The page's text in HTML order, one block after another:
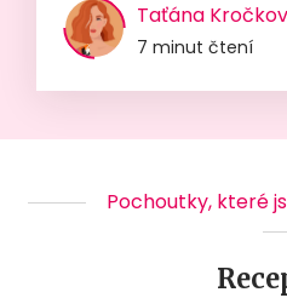
Taťána
7 minut čtení
Pochoutky, které